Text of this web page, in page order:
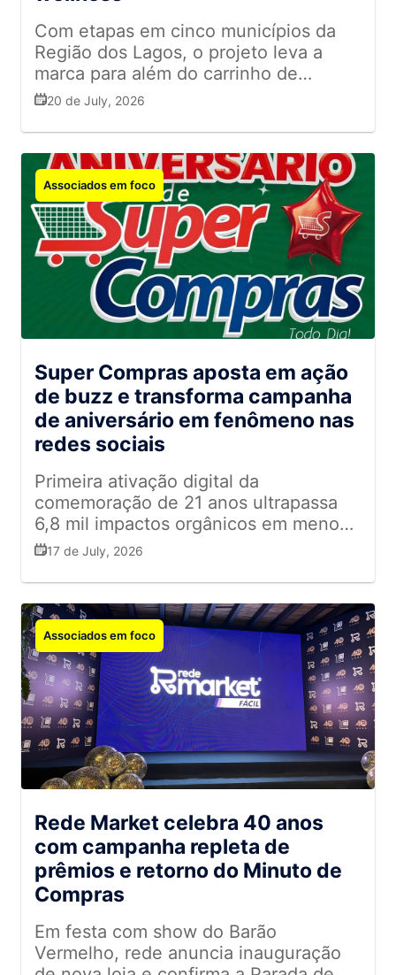
Com etapas em cinco municípios da
Região dos Lagos, o projeto leva a
marca para além do carrinho de
compras e fortalece a relação com o
20 de July, 2026
Associados em foco
Super Compras aposta em ação
de buzz e transforma campanha
de aniversário em fenômeno nas
redes sociais
Primeira ativação digital da
comemoração de 21 anos ultrapassa
6,8 mil impactos orgânicos em menos
de 20 minutos e dá início a mais de 40
17 de July, 2026
Associados em foco
Rede Market celebra 40 anos
com campanha repleta de
prêmios e retorno do Minuto de
Compras
Em festa com show do Barão
Vermelho, rede anuncia inauguração